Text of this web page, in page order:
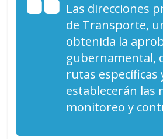
Las direcciones
de Transporte,
obtenida la
gubernamental,
rutas específicas
establecerán las
monitoreo y